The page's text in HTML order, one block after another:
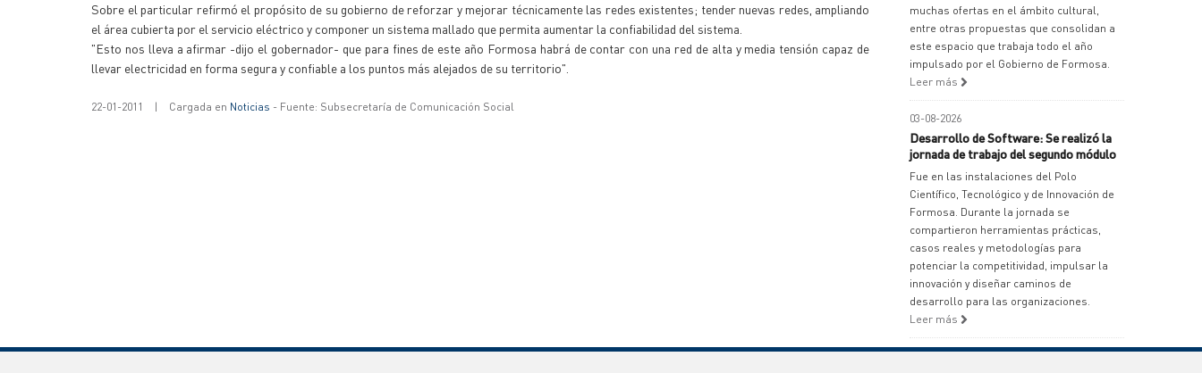
Sobre el particular refirmó el propósito de su gobierno de reforzar y mejorar técnicamente las redes existentes; tender nuevas redes, ampliando
el área cubierta por el servicio eléctrico y componer un sistema mallado que permita aumentar la confiabilidad del sistema.
"Esto nos lleva a afirmar -dijo el gobernador- que para fines de este año Formosa habrá de contar con una red de alta y media tensión capaz de
llevar electricidad en forma segura y confiable a los puntos más alejados de su territorio".
22-01-2011 | Cargada en Noticias - Fuente: Subsecretaría de Comunicación Social
muchas ofertas en el ámbito cultural,
entre otras propuestas que consolidan a
este espacio que trabaja todo el año
impulsado por el Gobierno de Formosa.
Leer más
03-08-2026
Desarrollo de Software: Se realizó la
jornada de trabajo del segundo módulo
Fue en las instalaciones del Polo
Científico, Tecnológico y de Innovación de
Formosa. Durante la jornada se
compartieron herramientas prácticas,
casos reales y metodologías para
potenciar la competitividad, impulsar la
innovación y diseñar caminos de
desarrollo para las organizaciones.
Leer más